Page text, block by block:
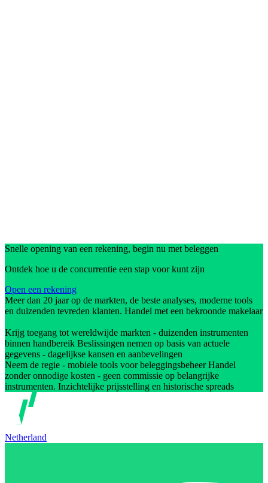
Snelle opening van een rekening, begin nu met beleggen
Ontdek hoe u de concurrentie een stap voor kunt zijn
Open een rekening
Meer dan 20 jaar op de markten, de beste analyses, moderne tools
en duizenden tevreden klanten. Handel met een bekroonde makelaar
Krijg toegang tot wereldwijde markten - duizenden instrumenten
binnen handbereik Beslissingen nemen op basis van actuele
gegevens - dagelijkse kansen en aanbevelingen
Neem de regie - mobiele tools voor beleggingsbeheer Handel
zonder onnodige kosten - geen commissie op belangrijke
instrumenten. Inzichtelijke prijsstelling en historische spreads
Netherland